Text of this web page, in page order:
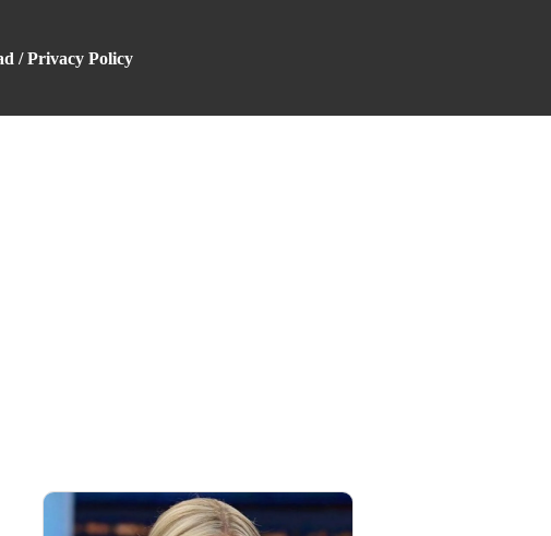
/ Privacy Policy